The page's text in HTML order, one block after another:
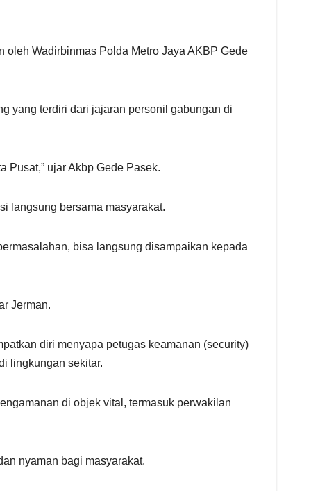
Wadirbinmas Polda Metro Jaya AKBP Gede
yang terdiri dari jajaran personil gabungan di
Pusat,” ujar Akbp Gede Pasek.
langsung bersama masyarakat.
bisa langsung disampaikan kepada
Jerman.
diri menyapa petugas keamanan (security)
lingkungan sekitar.
di objek vital, termasuk perwakilan
nyaman bagi masyarakat.